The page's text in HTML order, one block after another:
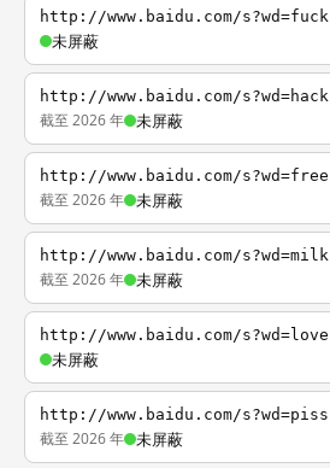
http://www.baidu.com/s?wd=fuck
未屏蔽
http://www.baidu.com/s?wd=hack
截至 2026 年 未屏蔽
http://www.baidu.com/s?wd=free
截至 2026 年 未屏蔽
http://www.baidu.com/s?wd=milk
截至 2026 年 未屏蔽
http://www.baidu.com/s?wd=love
未屏蔽
http://www.baidu.com/s?wd=piss
截至 2026 年 未屏蔽